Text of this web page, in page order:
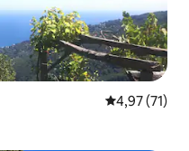
4,97 (71)